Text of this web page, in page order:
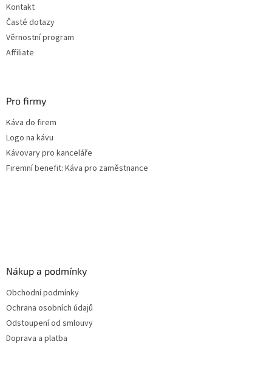
Kontakt
Časté dotazy
Věrnostní program
Affiliate
Pro firmy
Káva do firem
Logo na kávu
Kávovary pro kanceláře
Firemní benefit: Káva pro zaměstnance
Nákup a podmínky
Obchodní podmínky
Ochrana osobních údajů
Odstoupení od smlouvy
Doprava a platba